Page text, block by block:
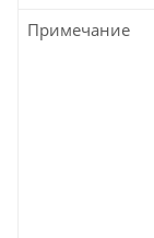
Примечание